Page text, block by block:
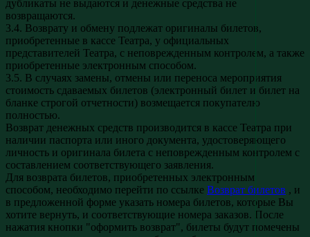
дубликаты не выдаются и денежные средства не
возвращаются.
3.4. Возврату и обмену подлежат оригиналы билетов,
приобретенные в кассе Театра, у официальных
представителей Театра, с неповрежденным контролем, а также
приобретенные электронным способом.
3.5. В случаях замены, отмены или переноса мероприятия
стоимость сдаваемых билетов (электронный билет и билет на
бланке строгой отчетности) возмещается покупателю
полностью.
Возврат денежных средств производится в кассе Театра при
наличии паспорта или иного документа, удостоверяющего
личность и оригинала билета с неповрежденным контролем с
составлением соответствующего заявления.
Для возврата билетов, приобретенных электронным
способом, необходимо перейти по ссылке Возврат билетов , и
в предложенной форме указать номера билетов, которые Вы
хотите вернуть, и соответствующие номера заказов. После
нажатия кнопки "оформить возврат", билеты будут помечены